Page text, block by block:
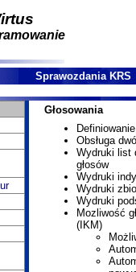
Sprawozdania KRS
Głosowania
Obsługa
Wydruki list
głosów
Wydruki
Wydruki
Wydruki
Mozliwość
(IKM)